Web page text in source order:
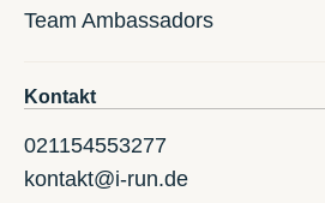
Team Ambassadors
Kontakt
021154553277
kontakt@i-run.de